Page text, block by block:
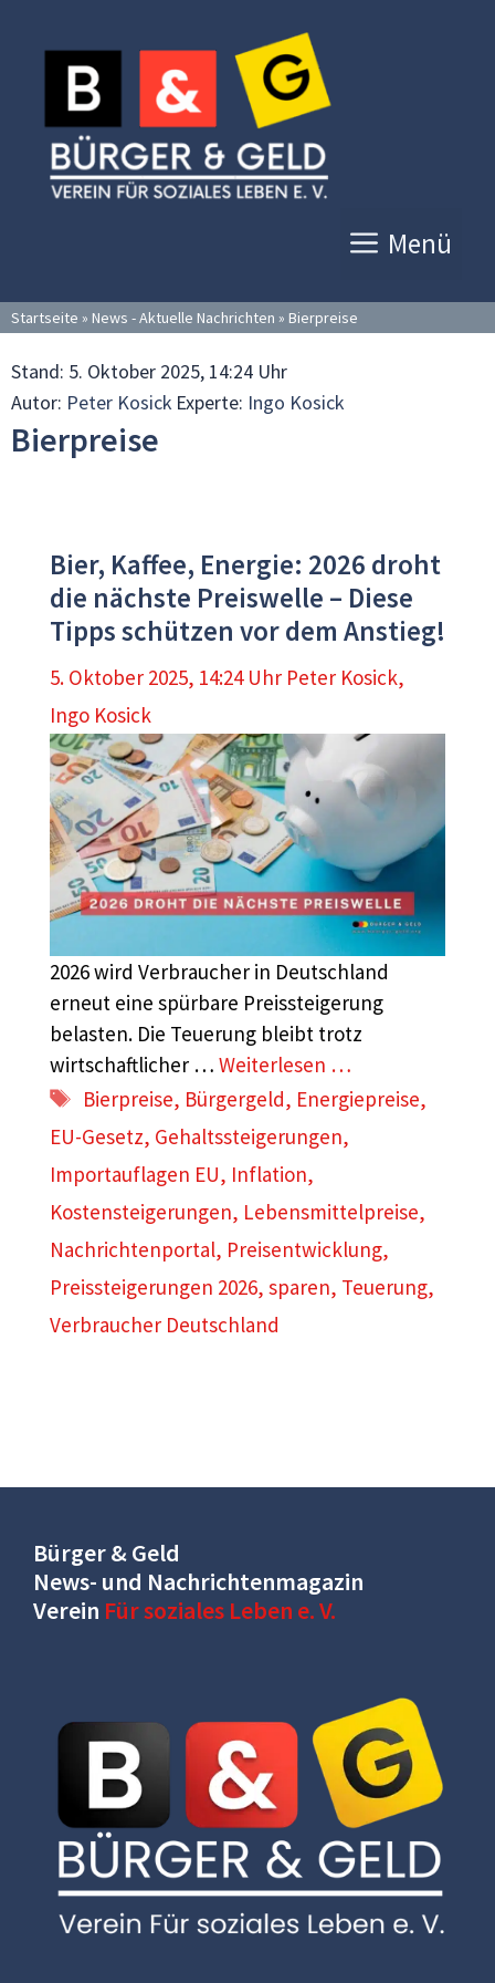
Inhalt
springen
Menü
Startseite » News - Aktuelle Nachrichten » Bierpreise
Stand: 5. Oktober 2025, 14:24 Uhr
Autor: Peter Kosick Experte: Ingo Kosick
Bierpreise
Bier, Kaffee, Energie: 2026 droht
die nächste Preiswelle – Diese
Tipps schützen vor dem Anstieg!
5. Oktober 2025, 14:24 Uhr Peter Kosick,
Ingo Kosick
2026 wird Verbraucher in Deutschland
erneut eine spürbare Preissteigerung
belasten. Die Teuerung bleibt trotz
wirtschaftlicher … Weiterlesen …
Schlagwörter
Bierpreise, Bürgergeld, Energiepreise,
EU-Gesetz, Gehaltssteigerungen,
Importauflagen EU, Inflation,
Kostensteigerungen, Lebensmittelpreise,
Nachrichtenportal, Preisentwicklung,
Preissteigerungen 2026, sparen, Teuerung,
Verbraucher Deutschland
Bürger & Geld
News- und Nachrichtenmagazin
Verein Für soziales Leben e. V.